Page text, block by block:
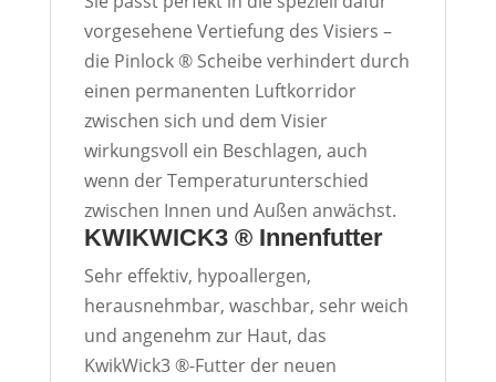
vorgesehene Vertiefung des Visiers –
die Pinlock ® Scheibe verhindert durch
einen permanenten Luftkorridor
zwischen sich und dem Visier
wirkungsvoll ein Beschlagen, auch
wenn der Temperaturunterschied
zwischen Innen und Außen anwächst.
KWIKWICK3 ® Innenfutter
Sehr effektiv, hypoallergen,
herausnehmbar, waschbar, sehr weich
und angenehm zur Haut, das
KwikWick3 ®-Futter der neuen